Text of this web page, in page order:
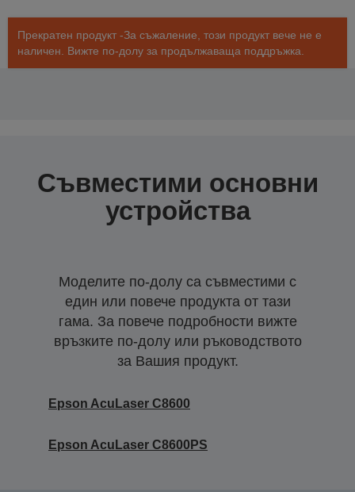
Прекратен продукт -За съжаление, този продукт вече не е
наличен. Вижте по-долу за продължаваща поддръжка.
Съвместими основни
устройства
Моделите по-долу са съвместими с
един или повече продукта от тази
гама. За повече подробности вижте
връзките по-долу или ръководството
за Вашия продукт.
Epson AcuLaser C8600
Epson AcuLaser C8600PS